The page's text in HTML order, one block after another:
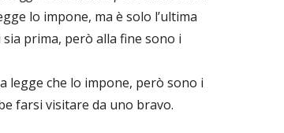
lo impone, ma è solo l’ultima
prima, però alla fine sono i
legge che lo impone, però sono i
farsi visitare da uno bravo.